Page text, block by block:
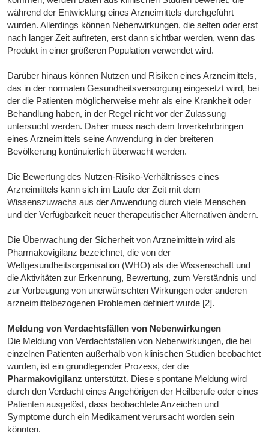
während der Entwicklung eines Arzneimittels durchgeführt
wurden. Allerdings können Nebenwirkungen, die selten oder erst
nach langer Zeit auftreten, erst dann sichtbar werden, wenn das
Produkt in einer größeren Population verwendet wird.
Darüber hinaus können Nutzen und Risiken eines Arzneimittels,
das in der normalen Gesundheitsversorgung eingesetzt wird, bei
der die Patienten möglicherweise mehr als eine Krankheit oder
Behandlung haben, in der Regel nicht vor der Zulassung
untersucht werden. Daher muss nach dem Inverkehrbringen
eines Arzneimittels seine Anwendung in der breiteren
Bevölkerung kontinuierlich überwacht werden.
Die Bewertung des Nutzen-Risiko-Verhältnisses eines
Arzneimittels kann sich im Laufe der Zeit mit dem
Wissenszuwachs aus der Anwendung durch viele Menschen
und der Verfügbarkeit neuer therapeutischer Alternativen ändern.
Die Überwachung der Sicherheit von Arzneimitteln wird als
Pharmakovigilanz bezeichnet, die von der
Weltgesundheitsorganisation (WHO) als die Wissenschaft und
die Aktivitäten zur Erkennung, Bewertung, zum Verständnis und
zur Vorbeugung von unerwünschten Wirkungen oder anderen
arzneimittelbezogenen Problemen definiert wurde [2].
Meldung von Verdachtsfällen von Nebenwirkungen
Die Meldung von Verdachtsfällen von Nebenwirkungen, die bei
einzelnen Patienten außerhalb von klinischen Studien beobachtet
wurden, ist ein grundlegender Prozess, der die
Pharmakovigilanz unterstützt. Diese spontane Meldung wird
durch den Verdacht eines Angehörigen der Heilberufe oder eines
Patienten ausgelöst, dass beobachtete Anzeichen und
Symptome durch ein Medikament verursacht worden sein
könnten.